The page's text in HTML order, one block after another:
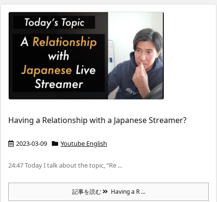
Having a Relationship with a Japanese Streamer?
2023-03-09 Youtube English
24:47 Today I talk about the topic, “Re ...
記事を読む Having a R ...